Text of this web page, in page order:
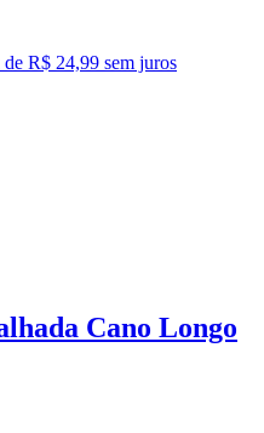
de R$ 24,99 sem juros
Cano Longo